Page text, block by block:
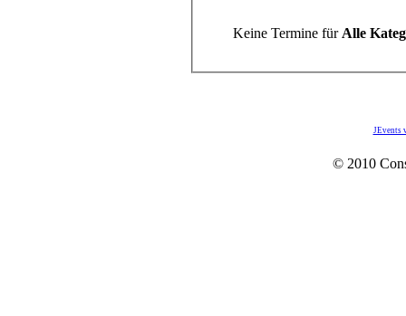
Keine Termine für Alle
JEvents
© 2010